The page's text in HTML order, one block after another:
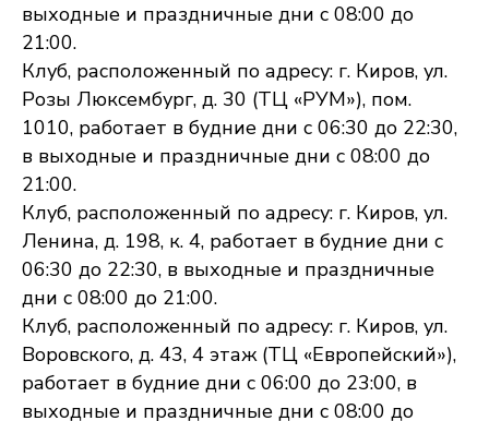
выходные и праздничные дни с 08:00 до
21:00.
Клуб, расположенный по адресу: г. Киров, ул.
Розы Люксембург, д. 30 (ТЦ «РУМ»), пом.
1010, работает в будние дни с 06:30 до 22:30,
в выходные и праздничные дни с 08:00 до
21:00.
Клуб, расположенный по адресу: г. Киров, ул.
Ленина, д. 198, к. 4, работает в будние дни с
06:30 до 22:30, в выходные и праздничные
дни с 08:00 до 21:00.
Клуб, расположенный по адресу: г. Киров, ул.
Воровского, д. 43, 4 этаж (ТЦ «Европейский»),
работает в будние дни с 06:00 до 23:00, в
выходные и праздничные дни с 08:00 до